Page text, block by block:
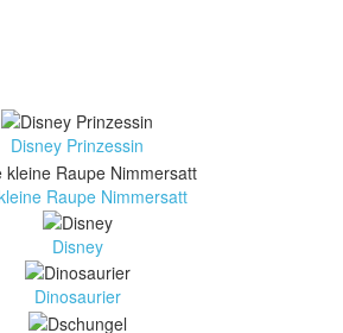
Disney Prinzessin
Raupe Nimmersatt
Disney
Dinosaurier